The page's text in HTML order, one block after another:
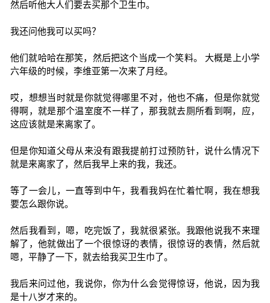
然后听他大人们要去买那个卫生巾。
我还问他我可以买吗？
他们就哈哈在那笑，然后把这个当成一个笑料。 大概是上小学
六年级的时候，李维亚第一次来了月经。
哎，想想当时就是你就觉得哪里不对，他也不痛，但是你就觉
得啊，就是那个温室度不一样了，那我就去厕所看到啊，应，
这应该就是来离家了。
但是你知道父母从来没有跟我提前打过预防针，说什么情况下
就是来离家了，然后我早上来的我，我还。
等了一会儿，一直等到中午，我看我妈在忙着忙啊，我在想我
要怎么跟你说。
然后我看到，嗯，吃完饭了，我就很紧张。我跟他说我不来理
解了，他就做出了一个很惊讶的表情，很惊讶的表情，然后就
嗯，平静了一下，就去给我买卫生巾了。
我后来问过他，我说你，你为什么会觉得惊讶，他说，因为我
是十八岁才来的。